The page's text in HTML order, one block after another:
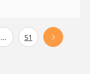
... 51